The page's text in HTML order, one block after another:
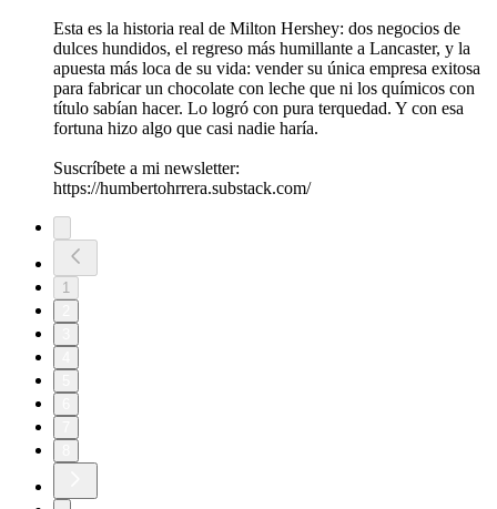
Esta es la historia real de Milton Hershey: dos negocios de
dulces hundidos, el regreso más humillante a Lancaster, y la
apuesta más loca de su vida: vender su única empresa exitosa
para fabricar un chocolate con leche que ni los químicos con
título sabían hacer. Lo logró con pura terquedad. Y con esa
fortuna hizo algo que casi nadie haría.
Suscríbete a mi newsletter:
https://humbertohrrera.substack.com/
1